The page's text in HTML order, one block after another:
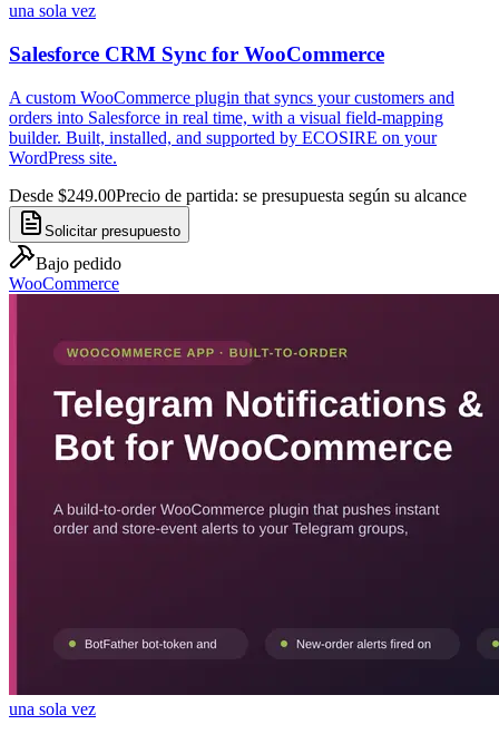
una sola vez
Salesforce CRM Sync for WooCommerce
A custom WooCommerce plugin that syncs your customers and
orders into Salesforce in real time, with a visual field-mapping
builder. Built, installed, and supported by ECOSIRE on your
WordPress site.
Desde $249.00Precio de partida: se presupuesta según su alcance
Solicitar presupuesto
Bajo pedido
WooCommerce
una sola vez